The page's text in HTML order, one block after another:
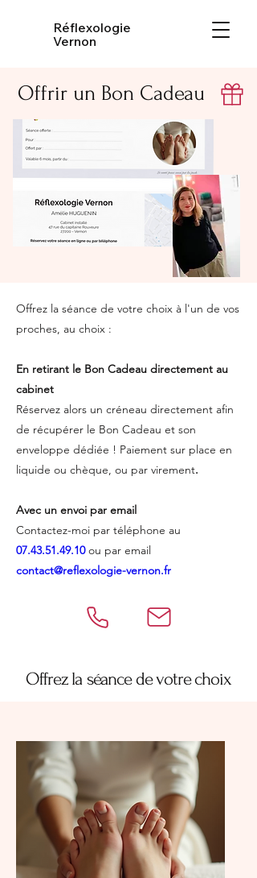
Réflexologie
Vernon
Offrir un Bon Cadeau
Offrez la séance de votre choix à l'un de vos
proches, au choix :
En retirant le Bon Cadeau directement au
cabinet
Réservez alors un créneau directement afin
de récupérer le Bon Cadeau et son
enveloppe dédiée ! Paiement sur place en
liquide ou chèque, ou par virement​.
Avec un envoi par email
​Contactez-moi par téléphone au
07.43.51.49.10ou par email
contact@reflexologie-vernon.fr
Offrez la séance de votre choix